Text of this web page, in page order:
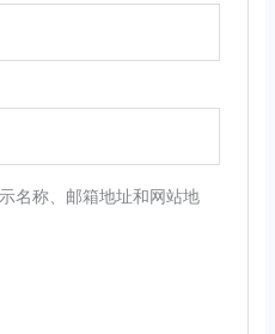
名称、邮箱地址和网站地